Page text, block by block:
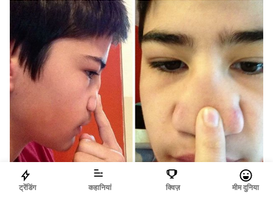
Boredpanda
ट्रेंडिंग कहानियां क्विज़ मीम दुनिया